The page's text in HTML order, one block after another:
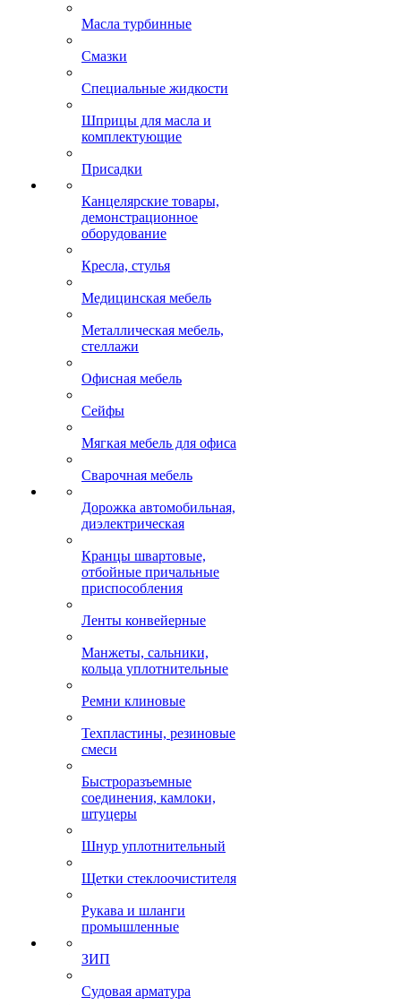
Масла турбинные
Смазки
Специальные жидкости
Шприцы для масла и
комплектующие
Присадки
Канцелярские товары,
демонстрационное
оборудование
Кресла, стулья
Медицинская мебель
Металлическая мебель,
стеллажи
Офисная мебель
Сейфы
Мягкая мебель для офиса
Сварочная мебель
Дорожка автомобильная,
диэлектрическая
Кранцы швартовые,
отбойные причальные
приспособления
Ленты конвейерные
Манжеты, сальники,
кольца уплотнительные
Ремни клиновые
Техпластины, резиновые
смеси
Быстроразъемные
соединения, камлоки,
штуцеры
Шнур уплотнительный
Щетки стеклоочистителя
Рукава и шланги
промышленные
ЗИП
Судовая арматура